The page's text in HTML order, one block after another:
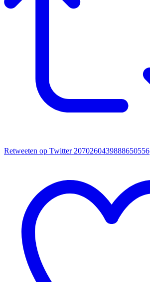
Retweeten op Twitter 2070260439888650556